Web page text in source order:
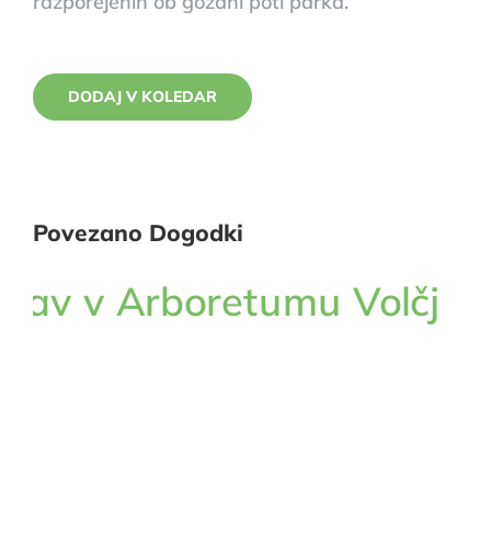
DODAJ V KOLEDAR
Povezano Dogodki